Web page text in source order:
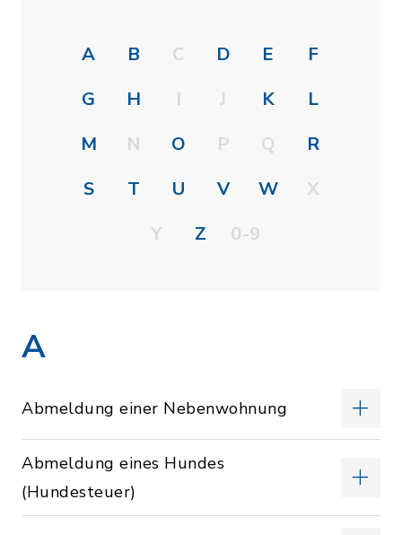
A B C D E
F
G
H I J K
L
M
N O P Q
R
S
T U V W
X
Y
Z 0-9
A
Abmeldung einer Nebenwohnung
Abmeldung eines Hundes
(Hundesteuer)